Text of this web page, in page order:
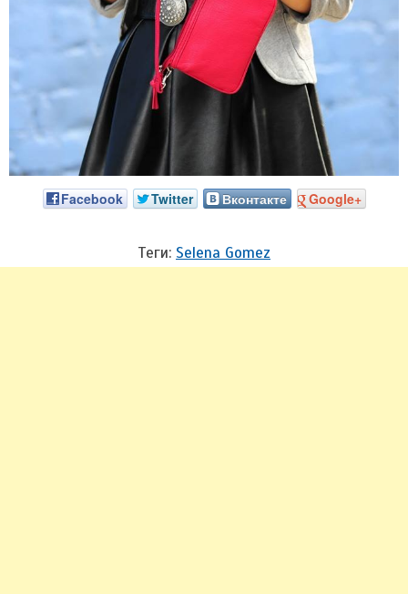
Facebook Twitter Вконтакте Google+
Теги: Selena Gomez